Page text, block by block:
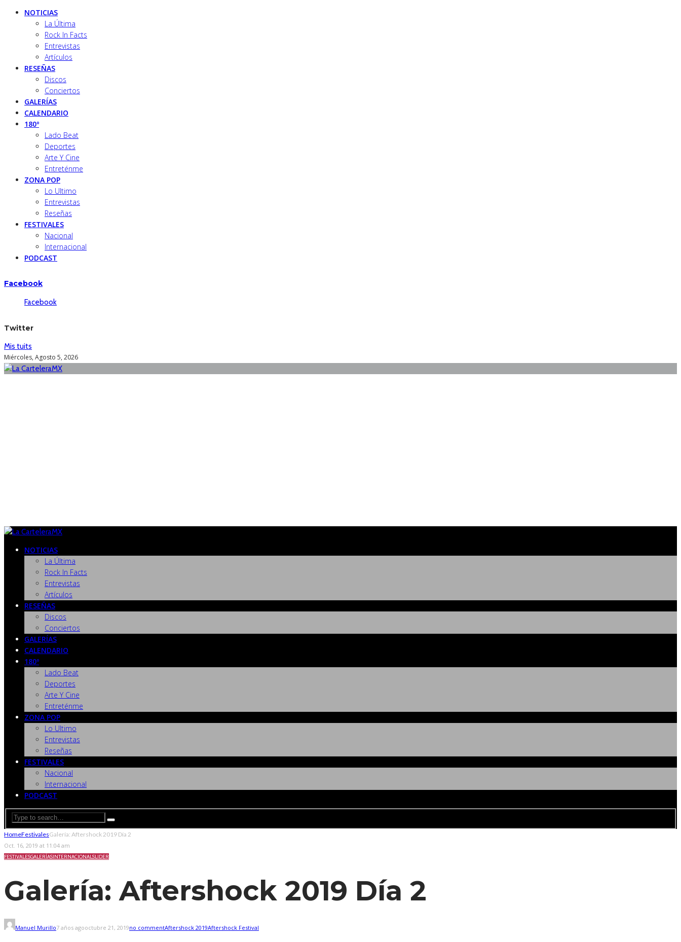
NOTICIAS
La Última
Rock In Facts
Entrevistas
Artículos
RESEÑAS
Discos
Conciertos
GALERÍAS
CALENDARIO
180º
Lado Beat
Deportes
Arte Y Cine
Entreténme
ZONA POP
Lo Ultimo
Entrevistas
Reseñas
FESTIVALES
Nacional
Internacional
PODCAST
Facebook
Facebook
Twitter
Mis tuits
Miércoles, Agosto 5, 2026
NOTICIAS
La Última
Rock In Facts
Entrevistas
Artículos
RESEÑAS
Discos
Conciertos
GALERÍAS
CALENDARIO
180º
Lado Beat
Deportes
Arte Y Cine
Entreténme
ZONA POP
Lo Ultimo
Entrevistas
Reseñas
FESTIVALES
Nacional
Internacional
PODCAST
HomeFestivalesGalería: Aftershock 2019 Día 2
Oct. 16, 2019 at 11:04 am
FESTIVALESGALERÍASINTERNACIONALSLIDER
Galería: Aftershock 2019 Día 2
Manuel Murillo7 años agooctubre 21, 2019no commentAftershock 2019Aftershock Festival